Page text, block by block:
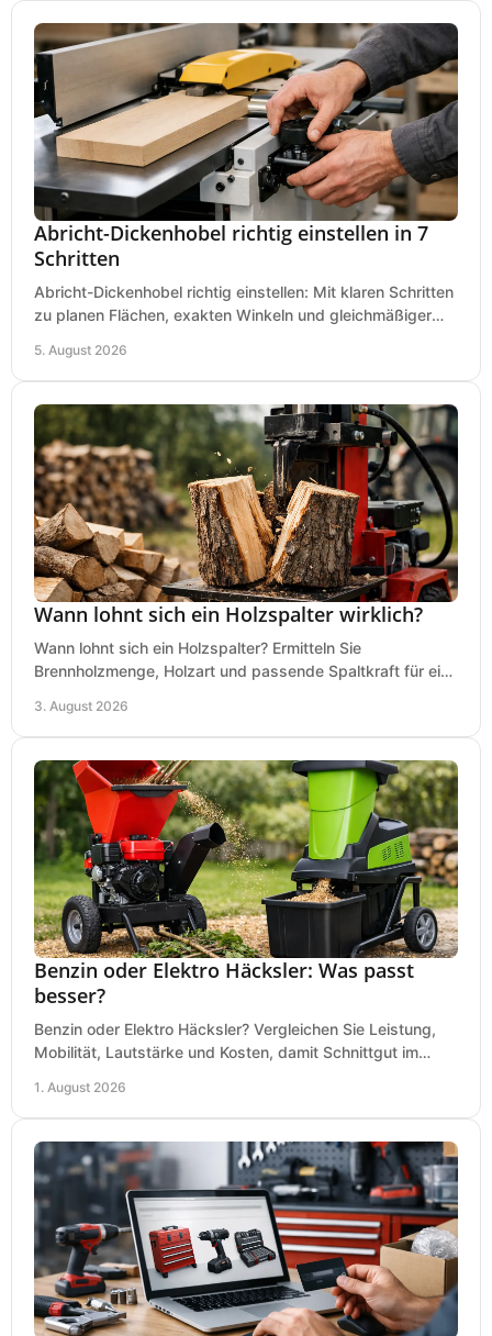
Abricht-Dickenhobel richtig einstellen in 7
Schritten
Abricht-Dickenhobel richtig einstellen: Mit klaren Schritten
zu planen Flächen, exakten Winkeln und gleichmäßiger
5. August 2026
Wann lohnt sich ein Holzspalter wirklich?
Wann lohnt sich ein Holzspalter? Ermitteln Sie
Brennholzmenge, Holzart und passende Spaltkraft für eine
3. August 2026
Benzin oder Elektro Häcksler: Was passt
besser?
Benzin oder Elektro Häcksler? Vergleichen Sie Leistung,
Mobilität, Lautstärke und Kosten, damit Schnittgut im
1. August 2026